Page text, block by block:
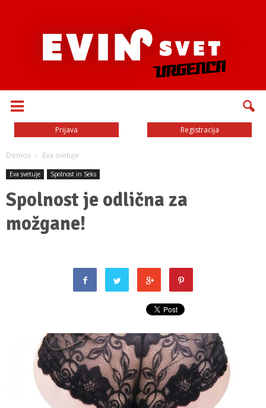
Prijava Registracija
Domov Eva svetuje
Eva svetuje Spolnost in Seks
Spolnost je odlična za
možgane!